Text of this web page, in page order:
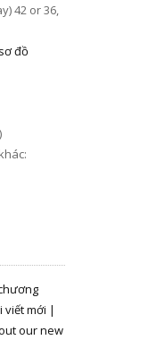
42 or 36,
đồ
viết mới |
our new